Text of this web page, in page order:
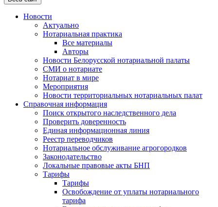
Новости
Актуально
Нотариальная практика
Все материалы
Авторы
Новости Белорусской нотариальной палаты
СМИ о нотариате
Нотариат в мире
Мероприятия
Новости территориальных нотариальных палат
Справочная информация
Поиск открытого наследственного дела
Проверить доверенность
Единая информационная линия
Реестр переводчиков
Нотариальное обслуживание агрогородков
Законодательство
Локальные правовые акты БНП
Тарифы
Тарифы
Освобождение от уплаты нотариального
тарифа